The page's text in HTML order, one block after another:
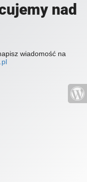
nad
wiadomość na